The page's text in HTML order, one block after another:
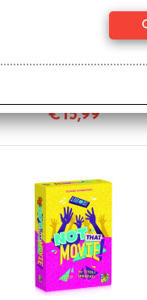
Gloomhaven - Buttons &
€15,99